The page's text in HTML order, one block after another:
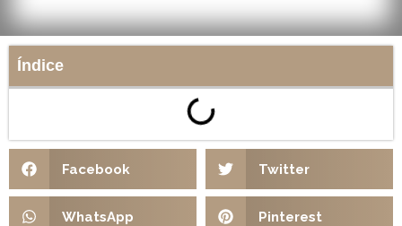
Índice
Facebook Twitter
WhatsApp Pinterest